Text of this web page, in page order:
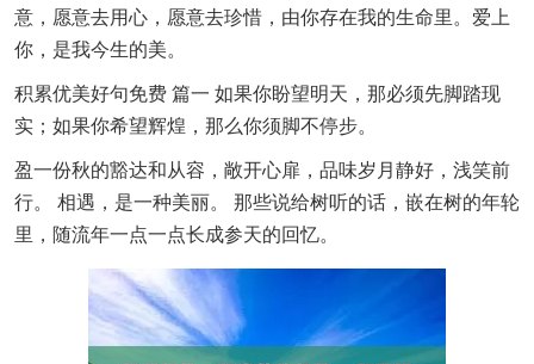
意，愿意去用心，愿意去珍惜，由你存在我的生命里。爱上
你，是我今生的美。
积累优美好句免费 篇一 如果你盼望明天，那必须先脚踏现
实；如果你希望辉煌，那么你须脚不停步。
盈一份秋的豁达和从容，敞开心扉，品味岁月静好，浅笑前
行。 相遇，是一种美丽。 那些说给树听的话，嵌在树的年轮
里，随流年一点一点长成参天的回忆。